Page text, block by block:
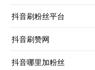
抖音刷粉丝平台
抖音刷赞网
抖音哪里加粉丝